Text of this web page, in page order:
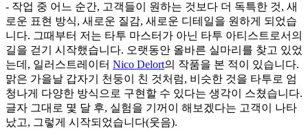
- 작업 중 어느 순간, 고객들이 원하는 것보다 더 독특한 것, 새
로운 표현 방식, 새로운 질감, 새로운 디테일을 원하게 되었습
니다. 그때부터 저는 타투 마스터가 아닌 타투 아티스트로서의
길을 걷기 시작했습니다. 오랫동안 올바른 실마리를 찾고 있었
는데, 일러스트레이터 Nico Delort의 작품을 본 적이 있습니다.
맑은 가을날 갑자기 천둥이 친 것처럼, 비슷한 것을 타투로 엄
청나게 다양한 방식으로 구현할 수 있다는 생각이 스쳤습니다.
글자 그대로 몇 달 후, 실험을 기꺼이 해보겠다는 고객이 나타
났고, 그렇게 시작되었습니다(웃음).